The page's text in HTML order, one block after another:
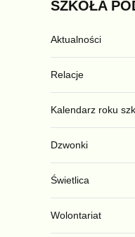
STARZENIASZKOŁA
Aktualności
Relacje
Kalendarz roku
Dzwonki
Świetlica
Wolontariat